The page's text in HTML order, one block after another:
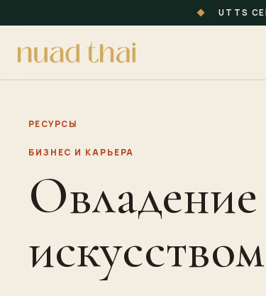
◆ UTTS
РЕСУРСЫ
БИЗНЕС И КАРЬЕРА
Овладение